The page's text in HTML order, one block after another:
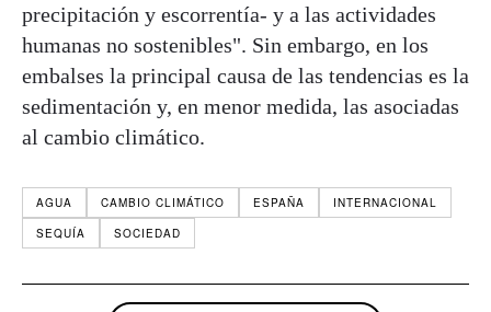
precipitación y escorrentía- y a las actividades
humanas no sostenibles". Sin embargo, en los
embalses la principal causa de las tendencias es la
sedimentación y, en menor medida, las asociadas
al cambio climático.
AGUA CAMBIO CLIMÁTICO ESPAÑA
INTERNACIONAL
SEQUÍA
SOCIEDAD